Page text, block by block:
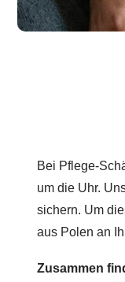
Bei Pflege-
um die Uhr.
sichern. Um
aus Polen an
Zusammen